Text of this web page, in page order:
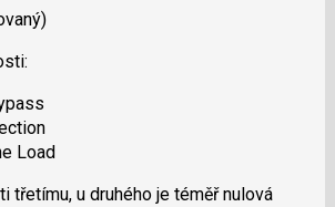
Load
třetímu, u druhého je téměř nulová